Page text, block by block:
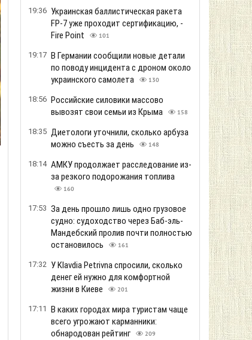
19:36 Украинская баллистическая ракета
FP-7 уже проходит сертификацию, -
Fire Point
101
19:17 В Германии сообщили новые детали
по поводу инцидента с дроном около
украинского самолета
130
18:56 Российские силовики массово
вывозят свои семьи из Крыма
158
18:35 Диетологи уточнили, сколько арбуза
можно съесть за день
148
18:14 АМКУ продолжает расследование из-
за резкого подорожания топлива
160
17:53 За день прошло лишь одно грузовое
судно: судоходство через Баб-эль-
Мандебский пролив почти полностью
остановилось
161
17:32 У Klavdia Petrivna спросили, сколько
денег ей нужно для комфортной
жизни в Киеве
201
17:11 В каких городах мира туристам чаще
всего угрожают карманники:
обнародован рейтинг
209